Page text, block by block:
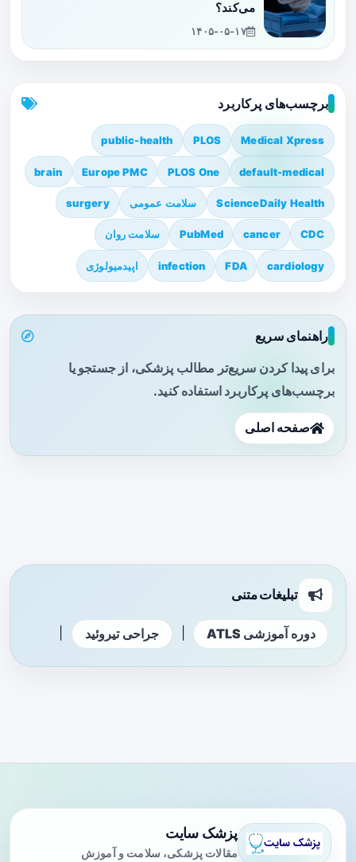
می‌کند؟
۱۴۰۵-۰۵-۱۷
برچسب‌های پرکاربرد
Medical Xpress
PLOS
public-health
default-medical
PLOS One
Europe PMC
brain
ScienceDaily Health سلامت عمومی surgery
CDC
cancer
PubMed سلامت روان
cardiology
FDA
infection اپیدمیولوژی
راهنمای سریع
برای پیدا کردن سریع‌تر مطالب پزشکی، از جستجو یا
برچسب‌های پرکاربرد استفاده کنید.
صفحه اصلی
تبلیغات متنی
دوره آموزشی ATLS جراحی تیروئید
پزشک سایت
مقالات پزشکی، سلامت و آموزش